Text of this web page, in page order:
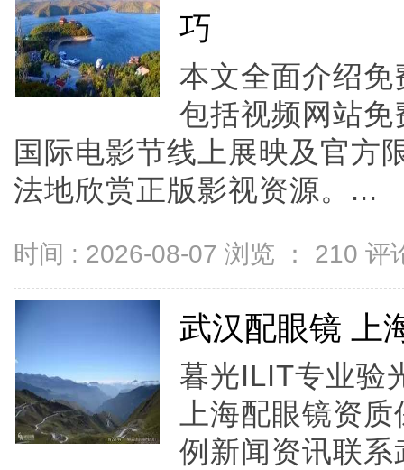
巧
本文全面介绍
包括视频网站
国际电影节线上展映及官方
法地欣赏正版影视资源。...
时间 : 2026-08-07 浏览 ： 210 评
武汉配眼镜 上
暮光ILIT专业验
上海配眼镜资
例新闻资讯联